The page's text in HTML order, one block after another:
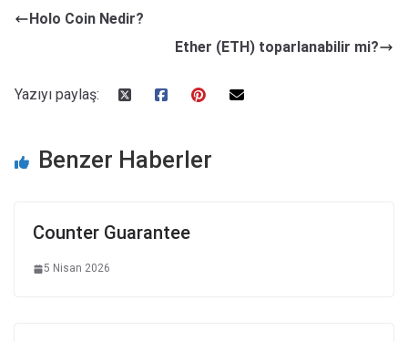
Holo Coin Nedir?
Ether (ETH) toparlanabilir mi?
Yazıyı paylaş:
Benzer Haberler
Counter Guarantee
5 Nisan 2026